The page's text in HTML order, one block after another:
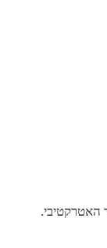
האטרקטיבי.